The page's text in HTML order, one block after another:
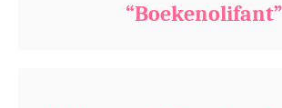
“Boekenolifant”